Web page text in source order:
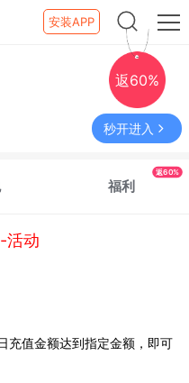
安装APP
返60%
秒开进入
福利
返60%
活动
充值金额达到指定金额， 即可